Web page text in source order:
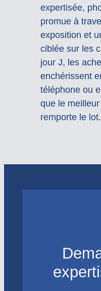
expertisée,
promue à
exposition et
ciblée sur les
jour J, les
enchérissent
téléphone ou
que le
remporte le lot.